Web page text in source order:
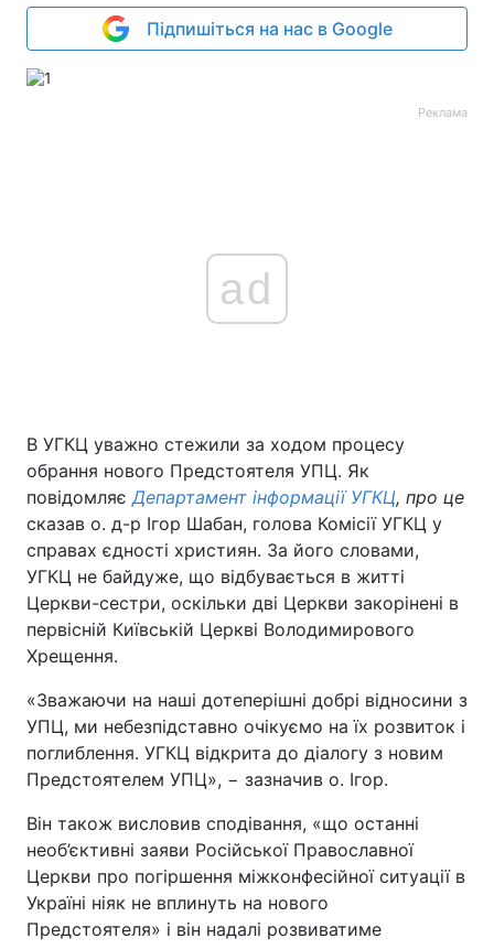
Підпишіться на нас в Google
Реклама
ad
В УГКЦ уважно стежили за ходом процесу
обрання нового Предстоятеля УПЦ. Як
повідомляєДепартамент інформації УГКЦ, про це
сказав о. д-р Ігор Шабан, голова Комісії УГКЦ у
справах єдності християн. За його словами,
УГКЦ не байдуже, що відбувається в житті
Церкви-сестри, оскільки дві Церкви закорінені в
первісній Київській Церкві Володимирового
Хрещення.
«Зважаючи на наші дотеперішні добрі відносини з
УПЦ, ми небезпідставно очікуємо на їх розвиток і
поглиблення. УГКЦ відкрита до діалогу з новим
Предстоятелем УПЦ», − зазначив о. Ігор.
Він також висловив сподівання, «що останні
необ’єктивні заяви Російської Православної
Церкви про погіршення міжконфесійної ситуації в
Україні ніяк не вплинуть на нового
Предстоятеля» і він надалі розвиватиме